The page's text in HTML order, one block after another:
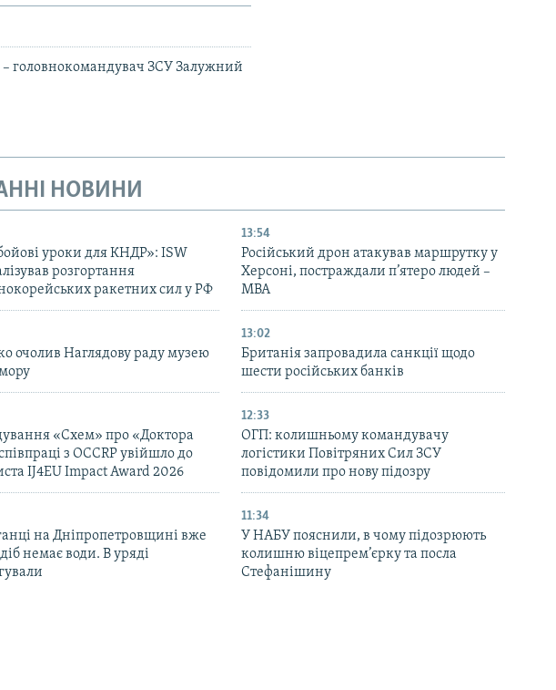
– головнокомандувач ЗСУ Залужний
НОВИНИ
уроки для КНДР»: ISW
розгортання
ракетних сил у РФ
13:54
Російський дрон атакував маршрутку у
Херсоні, постраждали п’ятеро людей –
МВА
очолив Наглядову раду музею
13:02
Британія запровадила санкції щодо
шести російських банків
«Схем» про «Доктора
з OCCRP увійшло до
IJ4EU Impact Award 2026
12:33
ОГП: колишньому командувачу
логістики Повітряних Сил ЗСУ
повідомили про нову підозру
на Дніпропетровщині вже
немає води. В уряді
11:34
У НАБУ пояснили, в чому підозрюють
колишню віцепрем’єрку та посла
Стефанішину